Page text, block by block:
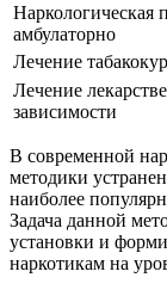
Наркологическая
амбулаторно
Лечение
Лечение
зависимости
В современной
методики
наиболее
Задача данной
установки и
наркотикам на